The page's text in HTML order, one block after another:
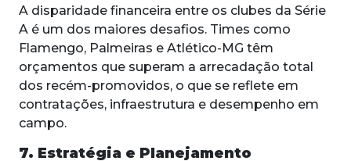
A disparidade financeira entre os clubes da Série
A é um dos maiores desafios. Times como
Flamengo, Palmeiras e Atlético-MG têm
orçamentos que superam a arrecadação total
dos recém-promovidos, o que se reflete em
contratações, infraestrutura e desempenho em
campo.
7. Estratégia e Planejamento